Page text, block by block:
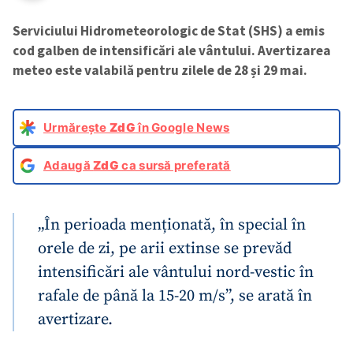
Serviciului Hidrometeorologic de Stat (SHS) a emis
cod galben de intensificări ale vântului. Avertizarea
meteo este valabilă pentru zilele de 28 și 29 mai.
Urmărește ZdGîn Google News
AdaugăZdG ca sursă preferată
„În perioada menționată, în special în
orele de zi, pe arii extinse se prevăd
intensificări ale vântului nord-vestic în
rafale de până la 15-20 m/s”, se arată în
avertizare.